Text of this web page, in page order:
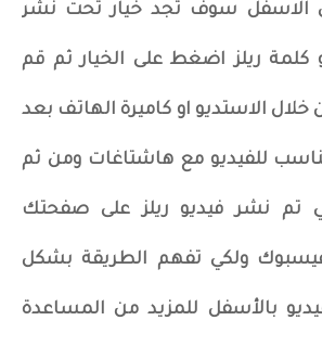
الاسفل سوف تجد خيار تحت نشر
كلمة ريلز اضغط على الخيار ثم قم
خلال الاستديو او كاميرة الهاتف بعد
للفيديو مع هاشتاغات ومن ثم
تم نشر فيديو ريلز على صفحتك
ولكي تفهم الطريقة بشكل
بالأسفل للمزيد من المساعدة